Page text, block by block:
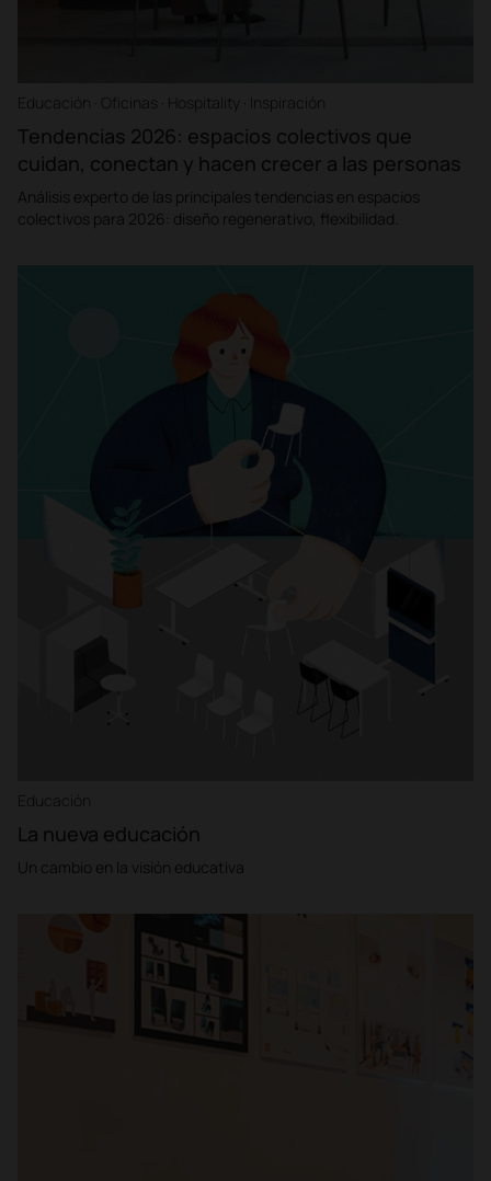
Educación · Oficinas · Hospitality · Inspiración
Tendencias 2026: espacios colectivos que
cuidan, conectan y hacen crecer a las personas
Análisis experto de las principales tendencias en espacios
colectivos para 2026: diseño regenerativo, flexibilidad.
Educación
La nueva educación
Un cambio en la visión educativa